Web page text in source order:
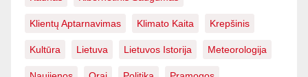
Klientų Aptarnavimas Klimato Kaita Krepšinis
Kultūra Lietuva Lietuvos Istorija Meteorologija